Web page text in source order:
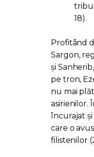
tribut
18).
Profitând
Sargon,
și
pe tron,
nu mai
asirienilor.
încurajat
care o
filistenilor